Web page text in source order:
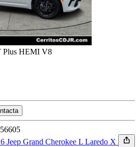
Plus HEMI V8
Jeep Grand Cherokee L Laredo X